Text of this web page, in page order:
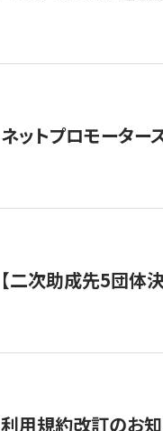
ネットプロモーター
【二次助成先5団体
利用規約改訂のお